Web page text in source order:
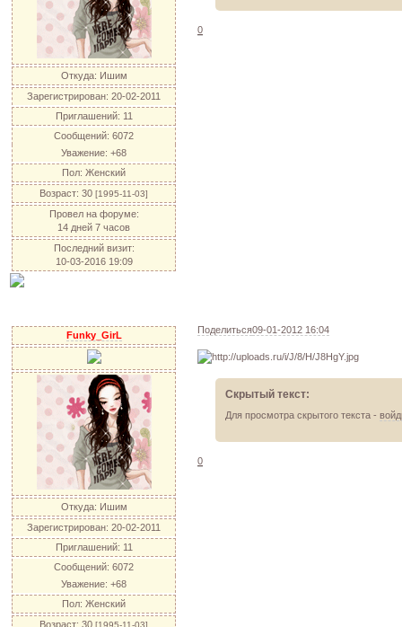
Откуда: Ишим
Зарегистрирован: 20-02-2011
Приглашений: 11
Сообщений: 6072
Уважение: +68
Пол: Женский
Возраст: 30 [1995-11-03]
Провел на форуме:
14 дней 7 часов
Последний визит:
10-03-2016 19:09
0
Поделиться09-01-2012 16:04
Funky_GirL
Откуда: Ишим
Зарегистрирован: 20-02-2011
Приглашений: 11
Сообщений: 6072
Уважение: +68
Пол: Женский
Возраст: 30 [1995-11-03]
Скрытый текст:
Для просмотра скрытого текста -
0